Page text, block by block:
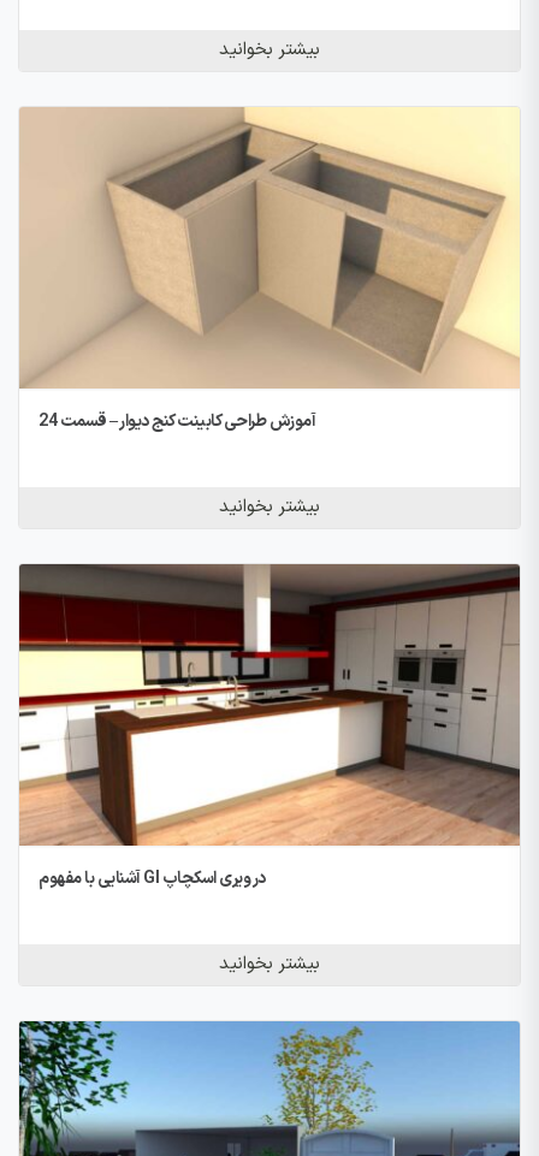
بیشتر بخوانید
آموزش طراحی کابینت کنج دیوار – قسمت 24
بیشتر بخوانید
آشنایی با مفهوم GI در ویری اسکچاپ
بیشتر بخوانید